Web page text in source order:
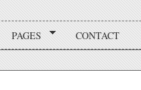
PAGES CONTACT